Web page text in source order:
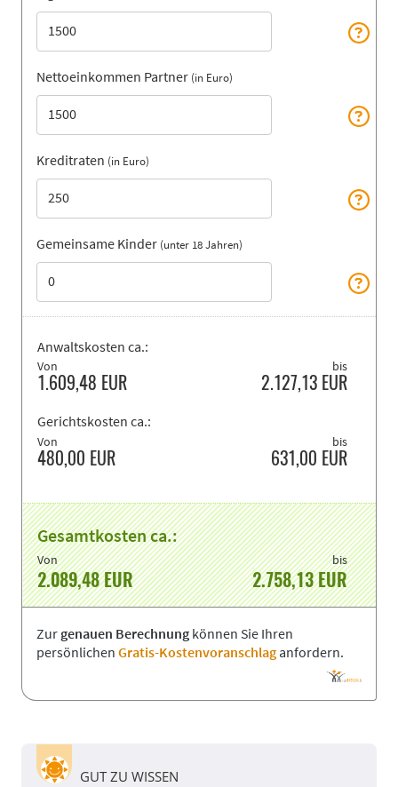
Nettoeinkommen Partner (in Euro)
Kreditraten (in Euro)
Gemeinsame Kinder (unter 18 Jahren)
Anwaltskosten ca.:
Von
1.609,48 EUR
bis
2.127,13 EUR
Gerichtskosten ca.:
Von
480,00 EUR
bis
631,00 EUR
Gesamtkosten ca.:
Von
2.089,48EUR
bis
2.758,13EUR
Zurgenauen Berechnung können Sie Ihren
persönlichen Gratis-Kostenvoranschlag anfordern.
GUT ZU WISSEN